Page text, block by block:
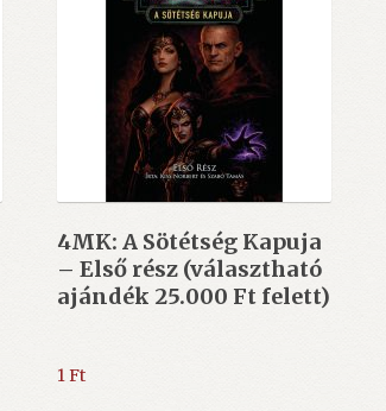
4MK: A Sötétség Kapuja
– Első rész (választható
ajándék 25.000 Ft felett)
1Ft